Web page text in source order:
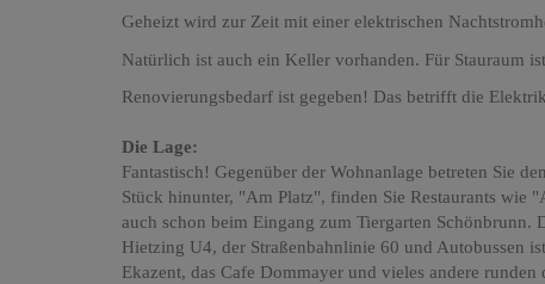
Geheizt wird zur Zeit mit einer elektrischen
Natürlich ist auch ein Keller vorhanden. Für Stauraum
Renovierungsbedarf ist gegeben! Das betrifft die
Die Lage:
Fantastisch! Gegenüber der Wohnanlage betreten Sie
Stück hinunter, "Am Platz", finden Sie Restaurants wie
auch schon beim Eingang zum Tiergarten
Hietzing U4, der Straßenbahnlinie 60 und Autobussen
Ekazent, das Cafe Dommayer und vieles andere runden